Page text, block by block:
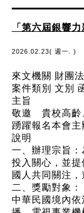
「第六屆銀響力
2026.02.23( 週一. )
來文機關 財團
案件類別 文別
主旨
敬邀 貴校高齡
踴躍報名本會主
說明
一、辦理宗旨
投入關心，並
國人共同關注，
二、獎勵對象：
中華民國境內